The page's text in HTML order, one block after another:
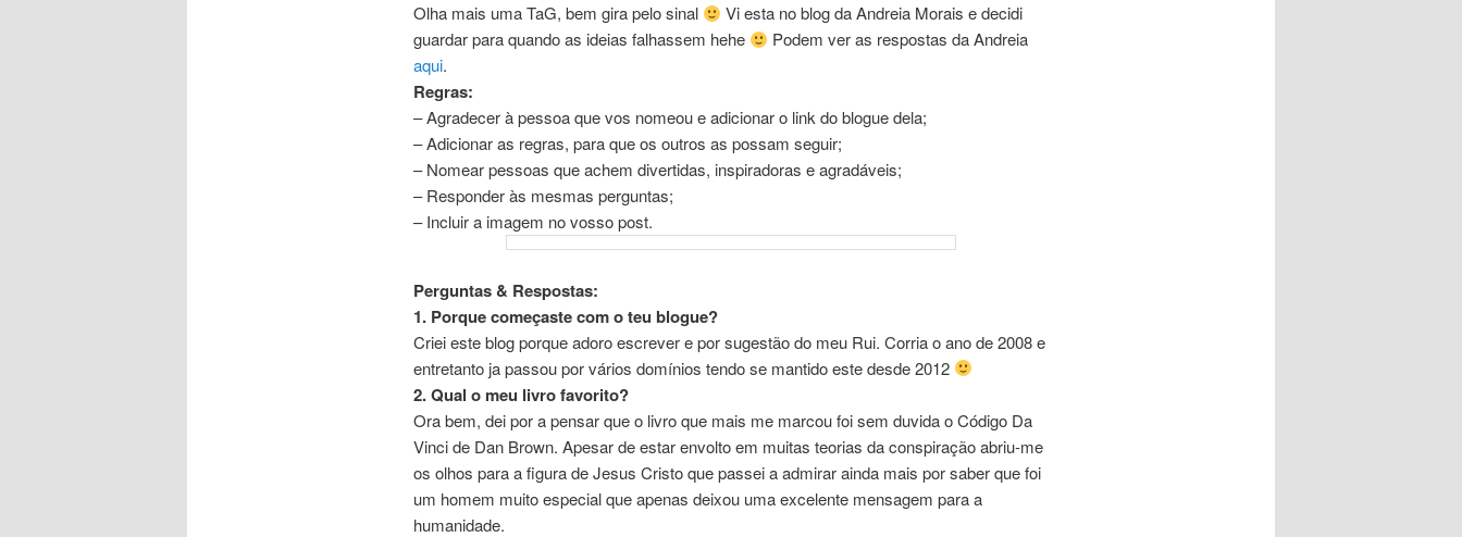
Olha mais uma TaG, bem gira pelo sinal
Vi esta no blog da Andreia Morais e decidi
guardar para quando as ideias falhassem hehe
Podem ver as respostas da Andreia
aqui.
Regras:
– Agradecer à pessoa que vos nomeou e adicionar o link do blogue dela;
– Adicionar as regras, para que os outros as possam seguir;
– Nomear pessoas que achem divertidas, inspiradoras e agradáveis;
– Responder às mesmas perguntas;
– Incluir a imagem no vosso post.
Perguntas & Respostas:
1. Porque começaste com o teu blogue?
Criei este blog porque adoro escrever e por sugestão do meu Rui. Corria o ano de 2008 e
entretanto ja passou por vários domínios tendo se mantido este desde 2012
2. Qual o meu livro favorito?
Ora bem, dei por a pensar que o livro que mais me marcou foi sem duvida o Código Da
Vinci de Dan Brown. Apesar de estar envolto em muitas teorias da conspiração abriu-me
os olhos para a figura de Jesus Cristo que passei a admirar ainda mais por saber que foi
um homem muito especial que apenas deixou uma excelente mensagem para a
humanidade.